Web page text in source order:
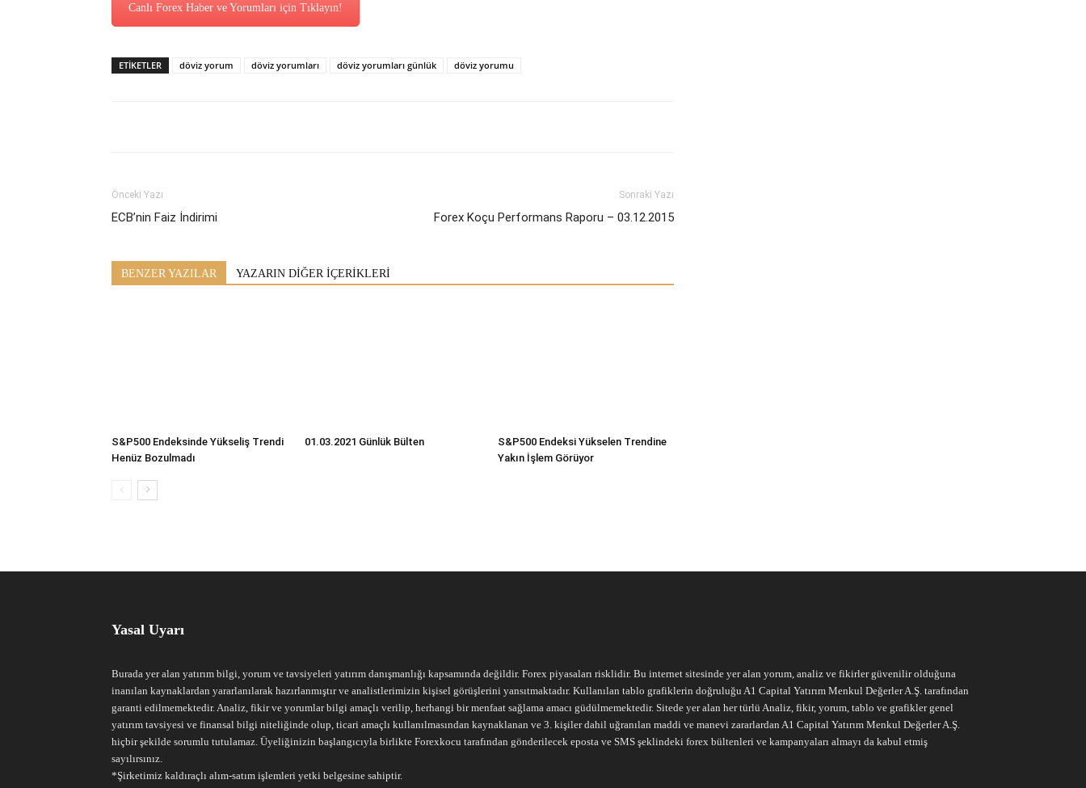
Canlı Forex Haber ve Yorumları için Tıklayın!
ETİKETLER döviz yorum döviz yorumları döviz yorumları günlük döviz yorumu
Önceki Yazı
ECB’nin Faiz İndirimi
Sonraki Yazı
Forex Koçu Performans Raporu – 03.12.2015
BENZER YAZILAR YAZARIN DİĞER İÇERİKLERİ
S&P500 Endeksinde Yükseliş Trendi
Henüz Bozulmadı
01.03.2021 Günlük Bülten
S&P500 Endeksi Yükselen Trendine
Yakın İşlem Görüyor
Yasal Uyarı
Burada yer alan yatırım bilgi, yorum ve tavsiyeleri yatırım danışmanlığı kapsamında değildir. Forex piyasaları risklidir. Bu internet sitesinde yer alan yorum, analiz ve fikirler güvenilir olduğuna
inanılan kaynaklardan yararlanılarak hazırlanmıştır ve analistlerimizin kişisel görüşlerini yansıtmaktadır. Kullanılan tablo grafiklerin doğruluğu A1 Capital Yatırım Menkul Değerler A.Ş. tarafından
garanti edilmemektedir. Analiz, fikir ve yorumlar bilgi amaçlı verilip, herhangi bir menfaat sağlama amacı güdülmemektedir. Sitede yer alan her türlü Analiz, fikir, yorum, tablo ve grafikler genel
yatırım tavsiyesi ve finansal bilgi niteliğinde olup, ticari amaçlı kullanılmasından kaynaklanan ve 3. kişiler dahil uğranılan maddi ve manevi zararlardan A1 Capital Yatırım Menkul Değerler A.Ş.
hiçbir şekilde sorumlu tutulamaz. Üyeliğinizin başlangıcıyla birlikte Forexkocu tarafından gönderilecek eposta ve SMS şeklindeki forex bültenleri ve kampanyaları almayı da kabul etmiş
sayılırsınız.
*Şirketimiz kaldıraçlı alım-satım işlemleri yetki belgesine sahiptir.